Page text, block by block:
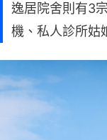
逸居院舍則有3
機、私人診所姑